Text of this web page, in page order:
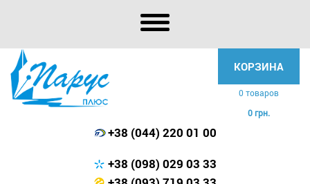
КОРЗИНА
0 товаров
0 грн.
+38 (044) 220 01 00
+38 (098) 029 03 33